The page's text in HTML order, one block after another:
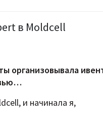
в Moldcell
организовывала
и начинала я,